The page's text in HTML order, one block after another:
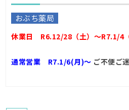
おぶち薬局
休業日 R6.12/28（土）～R7.1/4（
通常営業 R7.1/6(月)～ ご不便ご